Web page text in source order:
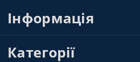
Інформація
Категорії